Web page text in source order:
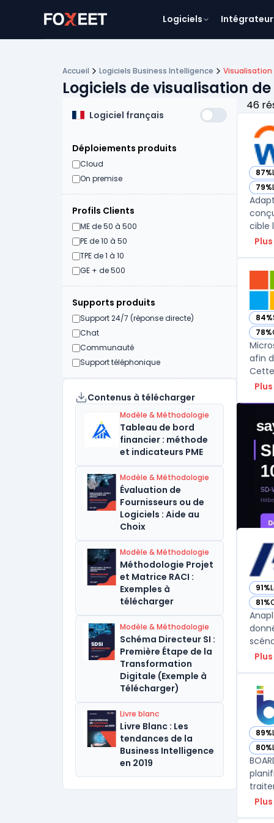
Logiciels
Accueil Logiciels Business Intelligence
Logiciels de visualisation
Logiciel français
Déploiements produits
Cloud
On premise
Profils Clients
ME de 50 à 500
PE de 10 à 50
TPE de 1 à 10
GE + de 500
Supports produits
Support 24/7 (réponse directe)
Chat
Communauté
Support téléphonique
Contenus à télécharger
Modèle & Méthodologie
Tableau de bord
financier : méthode
et indicateurs PME
Modèle & Méthodologie
Évaluation de
Fournisseurs ou de
Logiciels : Aide au
Choix
Modèle & Méthodologie
Méthodologie Projet
et Matrice RACI :
Exemples à
télécharger
Modèle & Méthodologie
Schéma Directeur SI :
Première Étape de la
Transformation
Digitale (Exemple à
Télécharger)
Livre blanc
Livre Blanc : Les
tendances de la
Business Intelligence
en 2019
46
87%
—
79%
—
cible
84%
—
78%
—
afin
91%
—
81%
—
89%
—
80%
—